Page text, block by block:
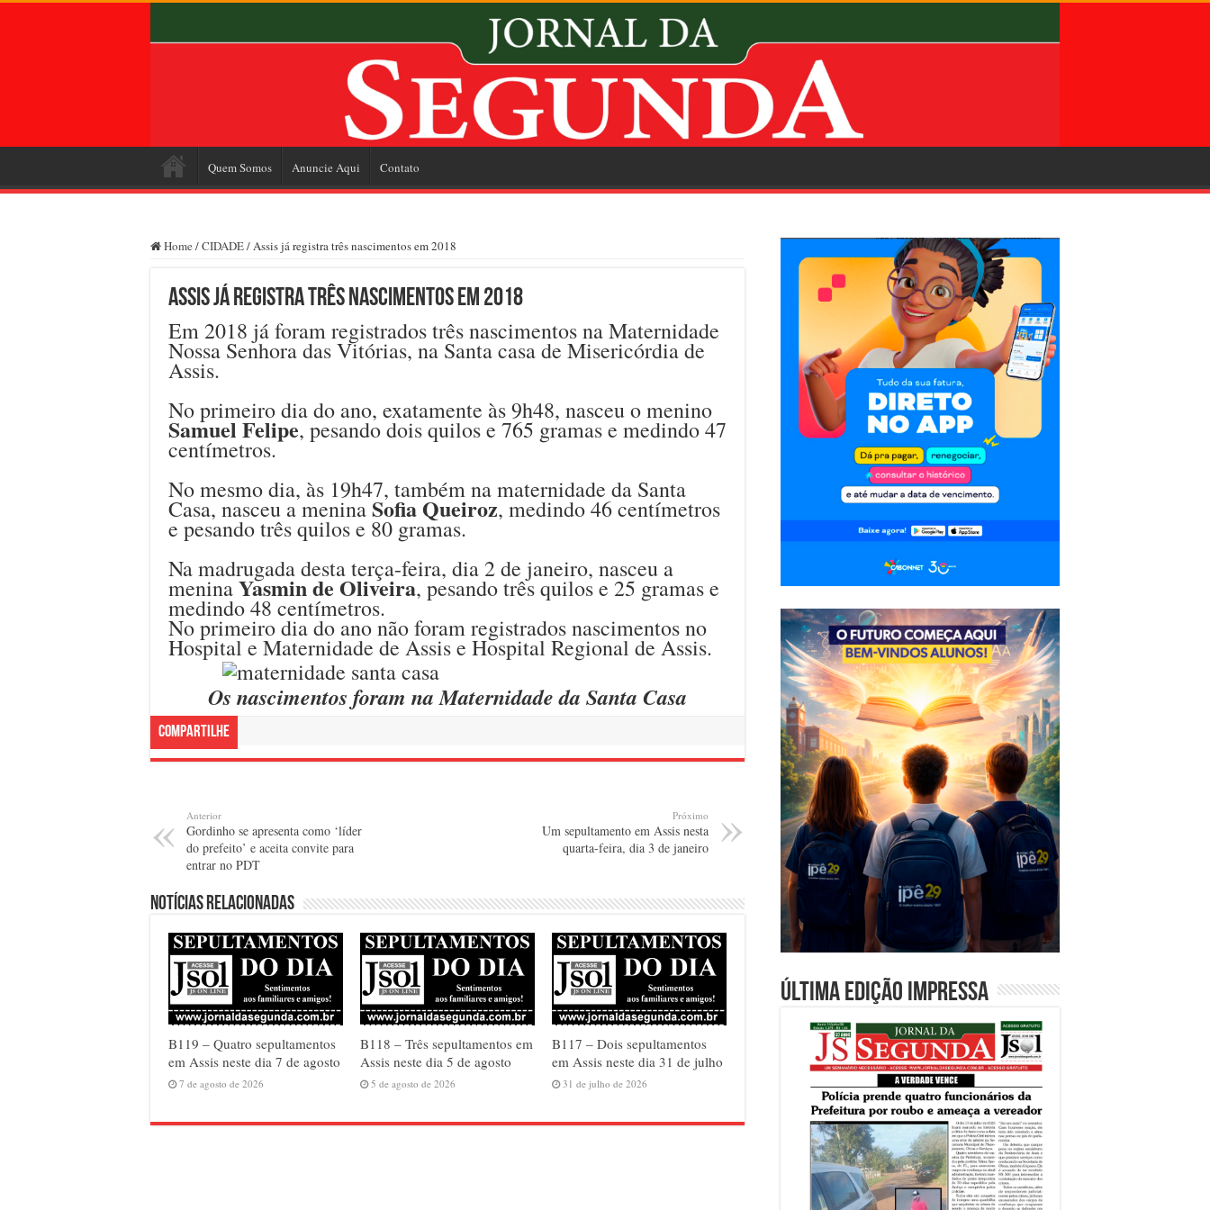
Quem Somos Anuncie Aqui Contato
Home /CIDADE/Assis já registra três nascimentos em 2018
Assis já registra três nascimentos em 2018
Em 2018 já foram registrados três nascimentos na Maternidade
Nossa Senhora das Vitórias, na Santa casa de Misericórdia de
Assis.
No primeiro dia do ano, exatamente às 9h48, nasceu o menino
Samuel Felipe, pesando dois quilos e 765 gramas e medindo 47
centímetros.
No mesmo dia, às 19h47, também na maternidade da Santa
Casa, nasceu a meninaSofia Queiroz, medindo 46 centímetros
e pesando três quilos e 80 gramas.
Na madrugada desta terça-feira, dia 2 de janeiro, nasceu a
meninaYasmin de Oliveira, pesando três quilos e 25 gramas e
medindo 48 centímetros.
No primeiro dia do ano não foram registrados nascimentos no
Hospital e Maternidade de Assis e Hospital Regional de Assis.
Os nascimentos foram na Maternidade da Santa Casa
Compartilhe
Anterior
Gordinho se apresenta como ‘líder
do prefeito’ e aceita convite para
entrar no PDT
Próximo
Um sepultamento em Assis nesta
quarta-feira, dia 3 de janeiro
Notícias relacionadas
B119 – Quatro sepultamentos
em Assis neste dia 7 de agosto
7 de agosto de 2026
B118 – Três sepultamentos em
Assis neste dia 5 de agosto
5 de agosto de 2026
B117 – Dois sepultamentos
em Assis neste dia 31 de julho
31 de julho de 2026
Última edição impressa